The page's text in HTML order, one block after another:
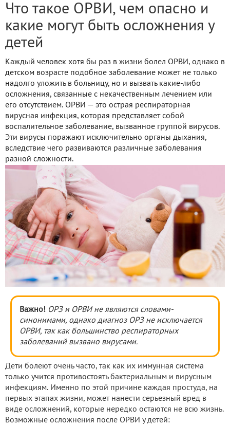
Что такое ОРВИ, чем опасно и
какие могут быть осложнения у
детей
Каждый человек хотя бы раз в жизни болел ОРВИ, однако в
детском возрасте подобное заболевание может не только
надолго уложить в больницу, но и вызвать какие-либо
осложнения, связанные с некачественным лечением или
его отсутствием. ОРВИ — это острая респираторная
вирусная инфекция, которая представляет собой
воспалительное заболевание, вызванное группой вирусов.
Эти вирусы поражают исключительно органы дыхания,
вследствие чего развиваются различные заболевания
разной сложности.
Важно! ОРЗ и ОРВИ не являются словами-
синонимами, однако диагноз ОРЗ не исключается
ОРВИ, так как большинство респираторных
заболеваний вызвано вирусами.
Дети болеют очень часто, так как их иммунная система
только учится противостоять бактериальным и вирусным
инфекциям. Именно по этой причине каждая простуда, на
первых этапах жизни, может нанести серьезный вред в
виде осложнений, которые нередко остаются не всю жизнь.
Возможные осложнения после ОРВИ у детей: